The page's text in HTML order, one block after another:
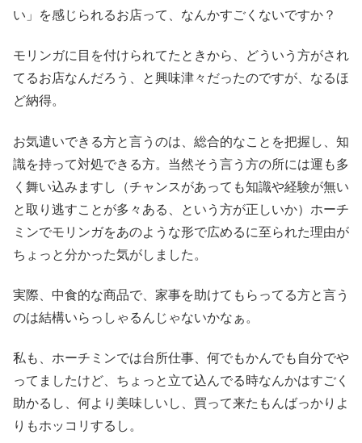
い」を感じられるお店って、なんかすごくないですか？
モリンガに目を付けられてたときから、どういう方がされ
てるお店なんだろう、と興味津々だったのですが、なるほ
ど納得。
お気遣いできる方と言うのは、総合的なことを把握し、知
識を持って対処できる方。当然そう言う方の所には運も多
く舞い込みますし（チャンスがあっても知識や経験が無い
と取り逃すことが多々ある、という方が正しいか）ホーチ
ミンでモリンガをあのような形で広めるに至られた理由が
ちょっと分かった気がしました。
実際、中食的な商品で、家事を助けてもらってる方と言う
のは結構いらっしゃるんじゃないかなぁ。
私も、ホーチミンでは台所仕事、何でもかんでも自分でや
ってましたけど、ちょっと立て込んでる時なんかはすごく
助かるし、何より美味しいし、買って来たもんばっかりよ
りもホッコリするし。